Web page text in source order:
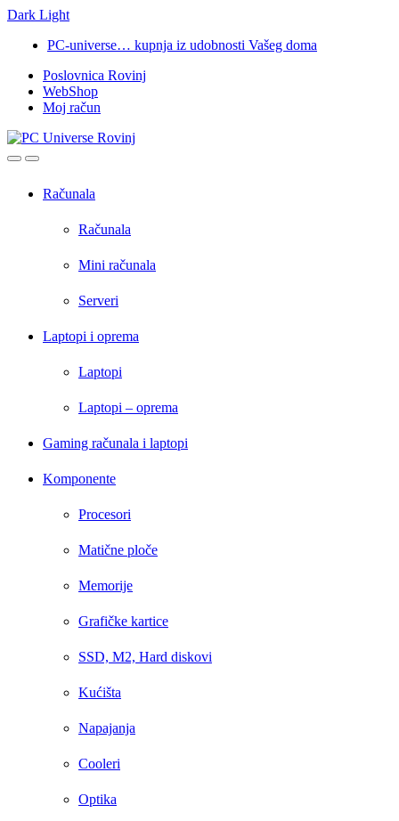
Dark Light
navigation
content
PC-universe… kupnja iz udobnosti Vašeg doma
Poslovnica Rovinj
WebShop
Moj račun
OpenClose
Računala
Računala
Mini računala
Serveri
Laptopi i oprema
Laptopi
Laptopi – oprema
Gaming računala i laptopi
Komponente
Procesori
Matične ploče
Memorije
Grafičke kartice
SSD, M2, Hard diskovi
Kućišta
Napajanja
Cooleri
Optika